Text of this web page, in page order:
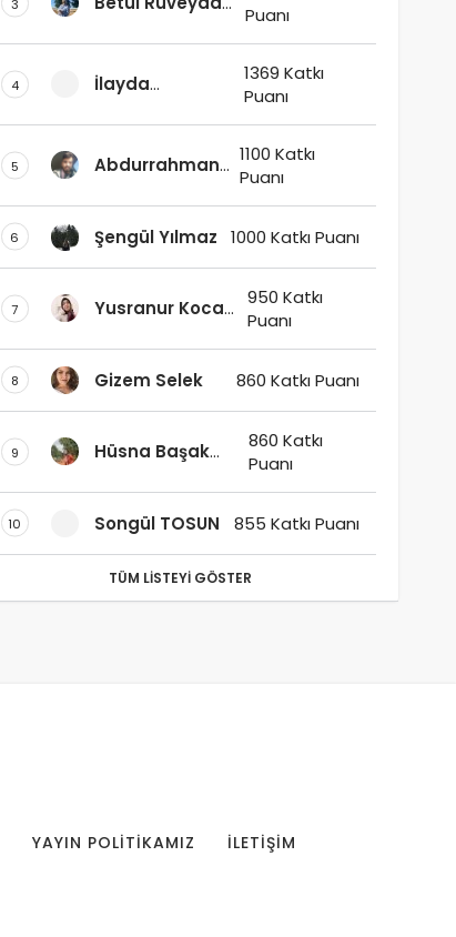
3
Puanı
4
İlayda
1369 Katkı
Puanı
5
Abdurrahman
1100 Katkı
Puanı
6 Şengül Yılmaz 1000 Katkı Puanı
7
Yusranur Koca
950 Katkı
Puanı
8 Gizem Selek 860 Katkı Puanı
9
Hüsna Başak
860 Katkı
Puanı
10 Songül TOSUN 855 Katkı Puanı
TÜM LISTEYI GÖSTER
YAYIN POLITIKAMIZ İLETIŞIM